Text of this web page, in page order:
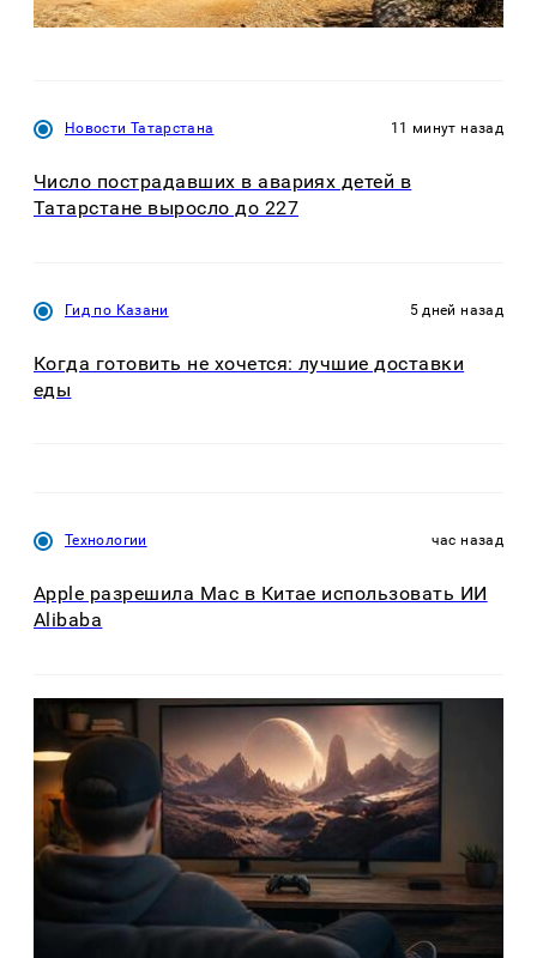
Новости Татарстана 11 минут назад
Число пострадавших в авариях детей в
Татарстане выросло до 227
Гид по Казани 5 дней назад
Когда готовить не хочется: лучшие доставки
еды
Технологии час назад
Apple разрешила Mac в Китае использовать ИИ
Alibaba